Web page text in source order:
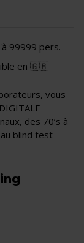
99999 pers.
en 🇬🇧
vous
des 70’s à
blind test